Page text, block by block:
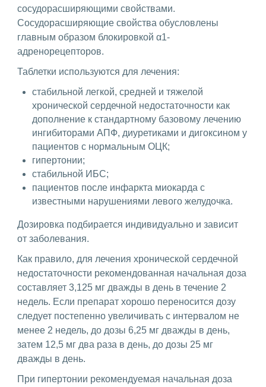
сосудорасширяющими свойствами.
Сосудорасширяющие свойства обусловлены
главным образом блокировкой α1-
адренорецепторов.
Таблетки используются для лечения:
стабильной легкой, средней и тяжелой
хронической сердечной недостаточности как
дополнение к стандартному базовому лечению
ингибиторами АПФ, диуретиками и дигоксином у
пациентов с нормальным ОЦК;
гипертонии;
стабильной ИБС;
пациентов после инфаркта миокарда с
известными нарушениями левого желудочка.
Дозировка подбирается индивидуально и зависит
от заболевания.
Как правило, для лечения хронической сердечной
недостаточности рекомендованная начальная доза
составляет 3,125 мг дважды в день в течение 2
недель. Если препарат хорошо переносится дозу
следует постепенно увеличивать с интервалом не
менее 2 недель, до дозы 6,25 мг дважды в день,
затем 12,5 мг два раза в день, до дозы 25 мг
дважды в день.
При гипертонии рекомендуемая начальная доза